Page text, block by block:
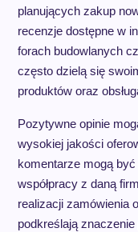
planujących zakup
recenzje dostępne w
forach budowlanych
często dzielą się
produktów oraz
Pozytywne opinie
wysokiej jakości
komentarze mogą
współpracy z daną
realizacji zamówienia
podkreślają